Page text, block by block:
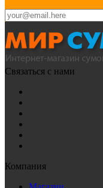
Связаться с нами
Компания